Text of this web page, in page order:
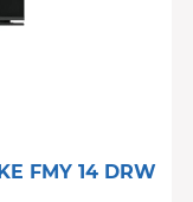
FMY 14 DRW